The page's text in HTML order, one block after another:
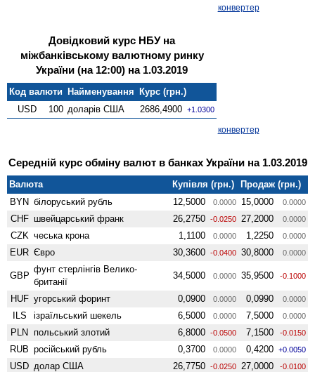
конвертер
Довідковий курс НБУ на
міжбанківському валютному ринку
України (на 12:00) на 1.03.2019
Код валюти Найменування Курс (грн.)
USD
100 доларів США 2686,4900 +1.0300
конвертер
Середній курс обміну валют в банках України на 1.03.2019
Валюта Купівля (грн.)
Продаж (грн.)
BYN білоруський рубль 12,5000 0.0000 15,0000 0.0000
CHF швейцарський франк 26,2750 -0.0250 27,2000 0.0000
CZK чеська крона 1,1100 0.0000 1,2250 0.0000
EUR Євро 30,3600 -0.0400 30,8000 0.0000
GBP
фунт стерлінгів Велико­
британії
34,5000 0.0000 35,9500 -0.1000
HUF угорський форинт 0,0900 0.0000 0,0990 0.0000
ILS ізраїльський шекель 6,5000 0.0000 7,5000 0.0000
PLN польський злотий 6,8000 -0.0500 7,1500 -0.0150
RUB російський рубль 0,3700 0.0000 0,4200 +0.0050
USD долар США 26,7750 -0.0250 27,0000 -0.0100